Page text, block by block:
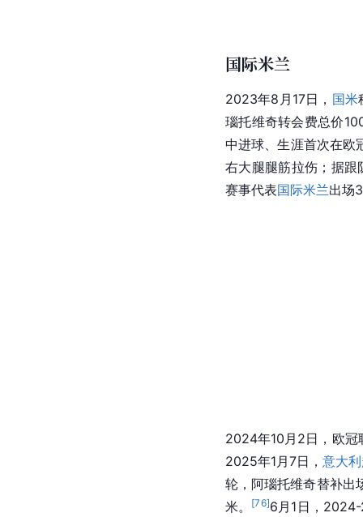
国际米兰
2023年8月17日， 国米
瑙托维奇转会费总价
中进球、生涯首次在欧
右大腿腿筋拉伤；据
赛事代表国际米兰出场
2024年10月2日，欧冠
2025年1月7日，意大
轮，阿瑙托维奇替补出
米。
[76]6月1日，